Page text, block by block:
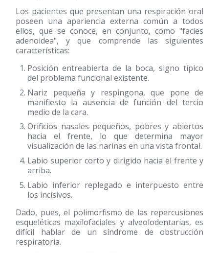
Los pacientes que presentan una respiración oral
poseen una apariencia externa común a todos
ellos, que se conoce, en conjunto, como "facies
adenoidea", y que comprende las siguientes
características:
Posición entreabierta de la boca, signo típico
del problema funcional existente.
Nariz pequeña y respingona, que pone de
manifiesto la ausencia de función del tercio
medio de la cara.
Orificios nasales pequeños, pobres y abiertos
hacia el frente, lo que determina mayor
visualización de las narinas en una vista frontal.
Labio superior corto y dirigido hacia el frente y
arriba.
Labio inferior replegado e interpuesto entre
los incisivos.
Dado, pues, el polimorfismo de las repercusiones
esqueléticas maxilofaciales y alveolodentarias, es
difícil hablar de un síndrome de obstrucción
respiratoria.